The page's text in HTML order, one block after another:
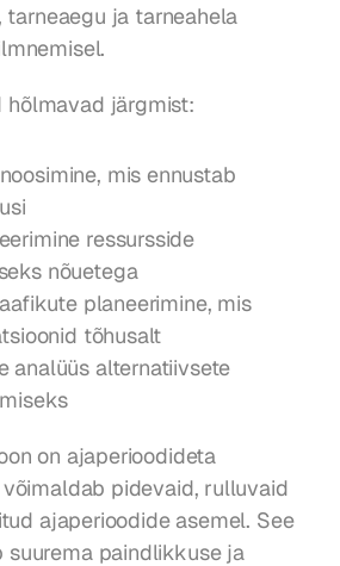
tarneaegu ja tarneahela
hõlmavad järgmist:
mis ennustab
ressursside
nõuetega
planeerimine, mis
tõhusalt
analüüs alternatiivsete
on ajaperioodideta
pidevaid, rulluvaid
ajaperioodide asemel. See
suurema paindlikkuse ja